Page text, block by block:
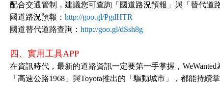
配合交通管制，建議您可查詢「國道路況預報」與「替代道
國道路況預報： http://goo.gl/PgdHTR
國道替代道路查詢： http://goo.gl/dSsh8g
四、實用工具APP
在資訊時代，最新的道路資訊一定要第一手掌握，
「高速公路1968」與Toyota推出的「驅動城市」，都能持續